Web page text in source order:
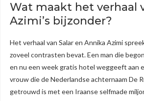
Wat maakt het verhaal
Azimi’s bijzonder?
Het verhaal van Salar en Annika Azimi
zoveel contrasten bevat. Een man die
en nu een week gratis hotel weggeeft aan
vrouw die de Nederlandse achternaam De
getrouwd is met een Iraanse selfmade